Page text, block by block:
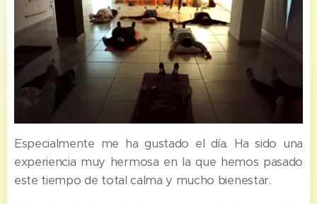
Especialmente me ha gustado el día. Ha sido una
experiencia muy hermosa en la que hemos pasado
este tiempo de total calma y mucho bienestar.